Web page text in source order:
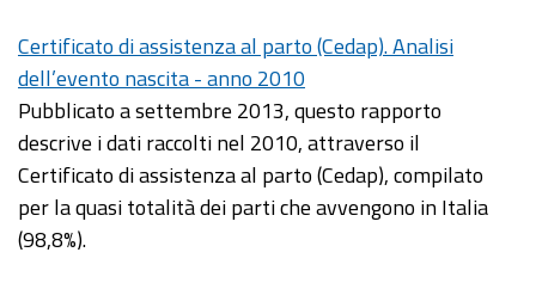
Certificato di assistenza al parto (Cedap). Analisi
dell’evento nascita - anno 2010
Pubblicato a settembre 2013, questo rapporto
descrive i dati raccolti nel 2010, attraverso il
Certificato di assistenza al parto (Cedap), compilato
per la quasi totalità dei parti che avvengono in Italia
(98,8%).